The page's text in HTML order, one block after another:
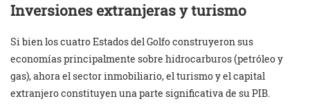
Inversiones extranjeras y turismo
Si bien los cuatro Estados del Golfo construyeron sus
economías principalmente sobre hidrocarburos (petróleo y
gas), ahora el sector inmobiliario, el turismo y el capital
extranjero constituyen una parte significativa de su PIB.